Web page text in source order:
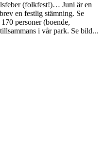
(folkfest!)… Juni är en
en festlig stämning. Se
personer (boende,
i vår park. Se bild...